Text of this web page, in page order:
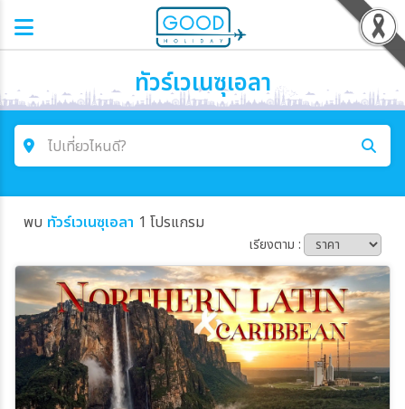
ทัวร์เวเนซุเอลา
ไปเที่ยวไหนดี?
ค้นหาโปรแกรมทัวร์
โซน
ประเทศ
พบ ทัวร์เวเนซุเอลา 1 โปรแกรม
เรียงตาม :